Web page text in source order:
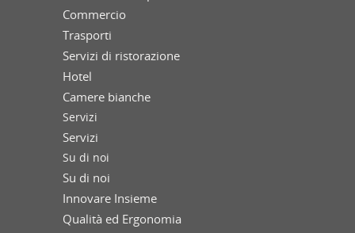
Commercio
Trasporti
Servizi di ristorazione
Hotel
Camere bianche
Servizi
Servizi
Su di noi
Su di noi
Innovare Insieme
Qualità ed Ergonomia